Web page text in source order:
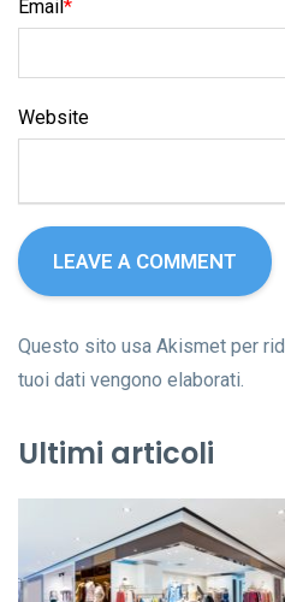
Email *
Website
Questo sito usa Akismet per
tuoi dati vengono elaborati.
Ultimi articoli